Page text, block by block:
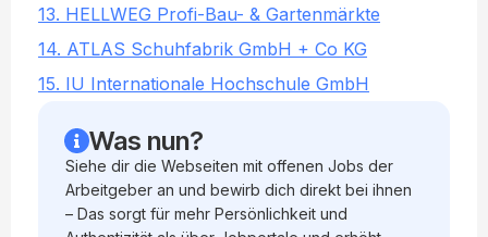
13. HELLWEG Profi-Bau- & Gartenmärkte
14. ATLAS Schuhfabrik GmbH + Co KG
15. IU Internationale Hochschule GmbH
Was nun?
Siehe dir die Webseiten mit offenen Jobs der
Arbeitgeber an und bewirb dich direkt bei ihnen
– Das sorgt für mehr Persönlichkeit und